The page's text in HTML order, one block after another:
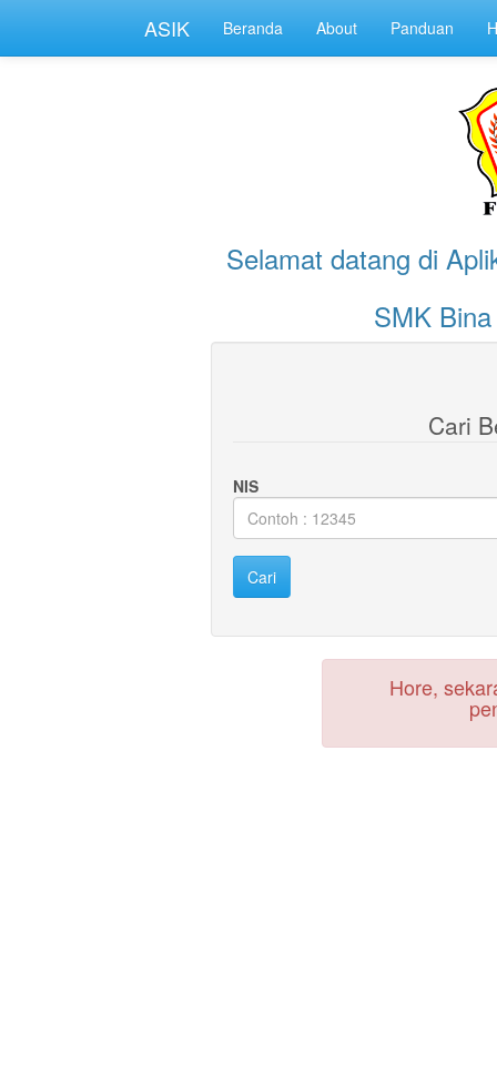
ASIK Beranda About Panduan
Selamat datang di
SMK
Cari
NIS
Hore,